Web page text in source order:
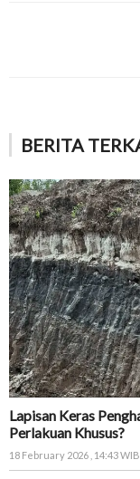
BERITA
Lapisan Keras
Perlakuan Khusus?
18 February 2026 , 14:43 WIB